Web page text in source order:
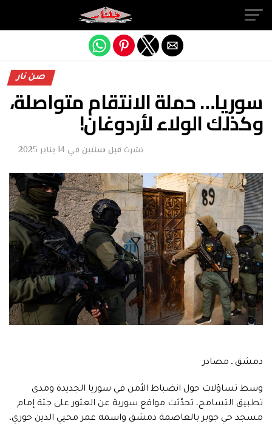
صن نار
سوريا… حملة الانتقام متواصلة،
وكذلك الولاء لأردوغان!
نشرت قبل سنتين في 14 يناير 2025
دمشق ـ مصادر
وسط تساؤلات حول انضباط الأمن في سوريا الجديدة ومدى
تطبيق التسامح، تحدّثت مواقع سورية عن العثور على جثة إمام
مسجد حي جوبر بالعاصمة دمشق واسمه عمر محيي الدين حوري،
Exit mobile version